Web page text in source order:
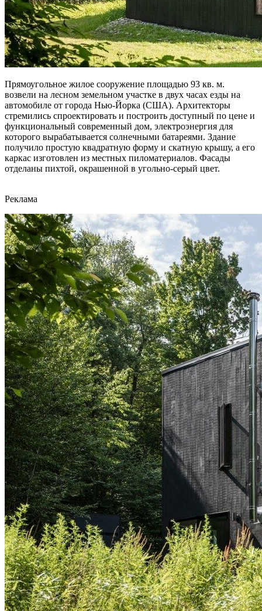
Прямоугольное жилое сооружение площадью 93 кв. м.
возвели на лесном земельном участке в двух часах езды на
автомобиле от города Нью-Йорка (США). Архитекторы
стремились спроектировать и построить доступный по цене и
функциональный современный дом, электроэнергия для
которого вырабатывается солнечными батареями. Здание
получило простую квадратную форму и скатную крышу, а его
каркас изготовлен из местных пиломатериалов. Фасады
отделаны пихтой, окрашенной в угольно-серый цвет.
Реклама